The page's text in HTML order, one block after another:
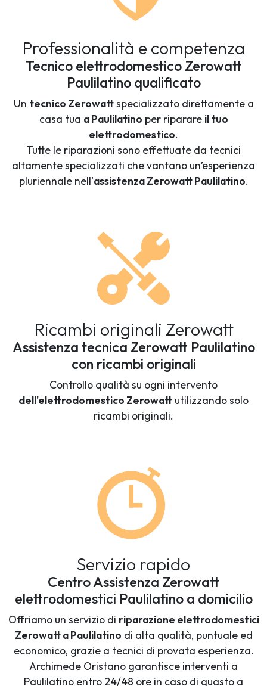
Professionalità e competenza
Tecnico elettrodomestico Zerowatt
Paulilatino qualificato
Un tecnico Zerowattspecializzato direttamente a
casa tua a Paulilatino per riparare il tuo
elettrodomestico.
Tutte le riparazioni sono effettuate da tecnici
altamente specializzati che vantano un’esperienza
pluriennale nell'assistenza Zerowatt Paulilatino.
Ricambi originali Zerowatt
Assistenza tecnica Zerowatt Paulilatino
con ricambi originali
Controllo qualità su ogni intervento
dell'elettrodomestico Zerowatt utilizzando solo
ricambi originali.
Servizio rapido
Centro Assistenza Zerowatt
elettrodomestici Paulilatino a domicilio
Offriamo un servizio di riparazione elettrodomestici
Zerowatt a Paulilatino di alta qualità, puntuale ed
economico, grazie a tecnici di provata esperienza.
Archimede Oristano garantisce interventi a
Paulilatino entro 24/48 ore in caso di guasto a